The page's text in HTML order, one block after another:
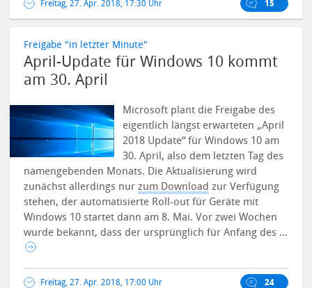
Freitag, 27. Apr. 2018, 17:30 Uhr 15
Freigabe "in letzter Minute"
April-Update für Windows 10 kommt
am 30. April
Microsoft plant die Freigabe des
eigentlich längst erwarteten „April
2018 Update“ für Windows 10 am
30. April, also dem letzten Tag des
namengebenden Monats. Die Aktualisierung wird
zunächst allerdings nurzum Download zur Verfügung
stehen, der automatisierte Roll-out für Geräte mit
Windows 10 startet dann am 8. Mai. Vor zwei Wochen
wurde bekannt, dass der ursprünglich für Anfang des ...
Freitag, 27. Apr. 2018, 17:00 Uhr 24